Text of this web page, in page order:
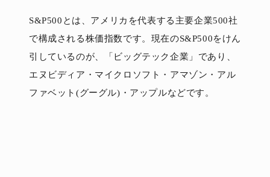
S&P500とは、アメリカを代表する主要企業500社
で構成される株価指数です。現在のS&P500をけん
引しているのが、「ビッグテック企業」であり、
エヌビディア・マイクロソフト・アマゾン・アル
ファベット(グーグル)・アップルなどです。